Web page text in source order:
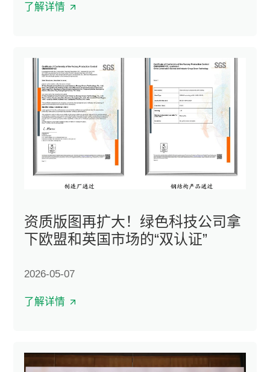
了解详情
资质版图再扩大！绿色科技公司拿
下欧盟和英国市场的“双认证”
2026-05-07
了解详情